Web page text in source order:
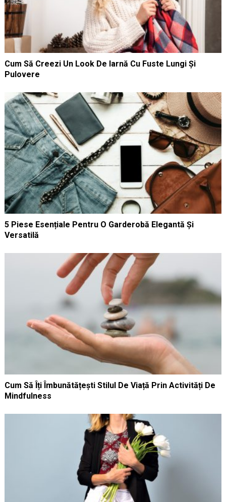
Cum Să Creezi Un Look De Iarnă Cu Fuste Lungi Și
Pulovere
5 Piese Esențiale Pentru O Garderobă Elegantă Și
Versatilă
Cum Să Îți Îmbunătățești Stilul De Viață Prin Activități De
Mindfulness